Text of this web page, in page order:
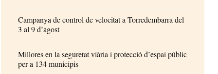
Campanya de control de velocitat a Torredembarra del
3 al 9 d’agost
Millores en la seguretat viària i protecció d’espai públic
per a 134 municipis